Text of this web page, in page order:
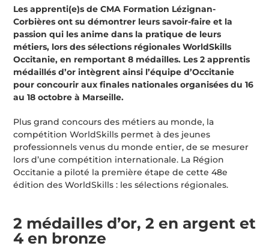
Les apprenti(e)s de CMA Formation Lézignan-
Corbières ont su démontrer leurs savoir-faire et la
passion qui les anime dans la pratique de leurs
métiers, lors des sélections régionales WorldSkills
Occitanie, en remportant 8 médailles. Les 2 apprentis
médaillés d’or intègrent ainsi l’équipe d’Occitanie
pour concourir aux finales nationales organisées du 16
au 18 octobre à Marseille.
Plus grand concours des métiers au monde, la
compétition WorldSkills permet à des jeunes
professionnels venus du monde entier, de se mesurer
lors d’une compétition internationale. La Région
Occitanie a piloté la première étape de cette 48e
édition des WorldSkills : les sélections régionales.
2 médailles d’or, 2 en argent et
4 en bronze